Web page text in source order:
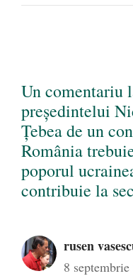
Un comentariu
președintelui
Țebea de un
România
poporul
contribuie la
rusen
8